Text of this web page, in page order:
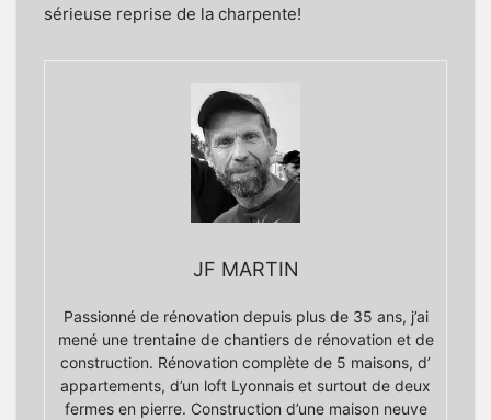
sérieuse reprise de la charpente!
JF MARTIN
Passionné de rénovation depuis plus de 35 ans, j’ai
mené une trentaine de chantiers de rénovation et de
construction. Rénovation complète de 5 maisons, d’
appartements, d’un loft Lyonnais et surtout de deux
fermes en pierre. Construction d’une maison neuve